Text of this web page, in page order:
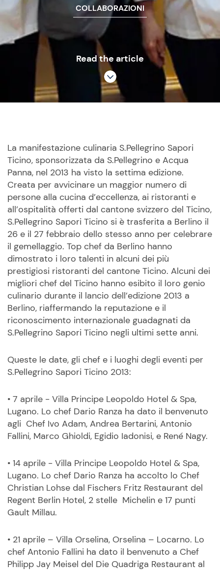
COLLABORAZIONI
Read the article
La manifestazione culinaria S.Pellegrino Sapori
Ticino, sponsorizzata da S.Pellegrino e Acqua
Panna, nel 2013 ha visto la settima edizione.
Creata per avvicinare un maggior numero di
persone alla cucina d’eccellenza, ai ristoranti e
all’ospitalità offerti dal cantone svizzero del Ticino,
S.Pellegrino Sapori Ticino si è trasferita a Berlino il
26 e il 27 febbraio dello stesso anno per celebrare
il gemellaggio. Top chef da Berlino hanno
dimostrato i loro talenti in alcuni dei più
prestigiosi ristoranti del cantone Ticino. Alcuni dei
migliori chef del Ticino hanno esibito il loro genio
culinario durante il lancio dell’edizione 2013 a
Berlino, riaffermando la reputazione e il
riconoscimento internazionale guadagnati da
S.Pellegrino Sapori Ticino negli ultimi sette anni.
Queste le date, gli chef e i luoghi degli eventi per
S.Pellegrino Sapori Ticino 2013:
• 7 aprile - Villa Principe Leopoldo Hotel & Spa,
Lugano. Lo chef Dario Ranza ha dato il benvenuto
agli Chef Ivo Adam, Andrea Bertarini, Antonio
Fallini, Marco Ghioldi, Egidio Iadonisi, e René Nagy.
• 14 aprile - Villa Principe Leopoldo Hotel & Spa,
Lugano. Lo chef Dario Ranza ha accolto lo Chef
Christian Lohse dal Fischers Fritz Restaurant del
Regent Berlin Hotel, 2 stelle Michelin e 17 punti
Gault Millau.
• 21 aprile – Villa Orselina, Orselina – Locarno. Lo
chef Antonio Fallini ha dato il benvenuto a Chef
Philipp Jay Meisel del Die Quadriga Restaurant al